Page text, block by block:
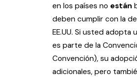
en los países no están
deben cumplir con la
EE.UU. Si usted adopta
es parte de la
Convención), su
adicionales, pero